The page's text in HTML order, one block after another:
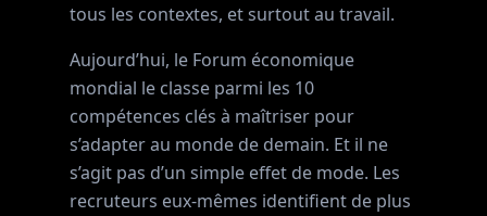
tous les contextes, et surtout au travail.
Aujourd’hui, le Forum économique
mondial le classe parmi les 10
compétences clés à maîtriser pour
s’adapter au monde de demain. Et il ne
s’agit pas d’un simple effet de mode. Les
recruteurs eux-mêmes identifient de plus